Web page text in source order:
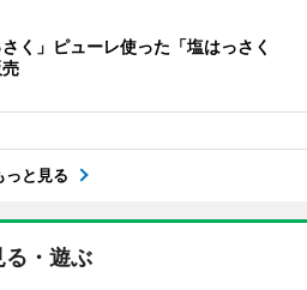
さく」ピューレ使った「塩はっさく
っと見る
る・遊ぶ